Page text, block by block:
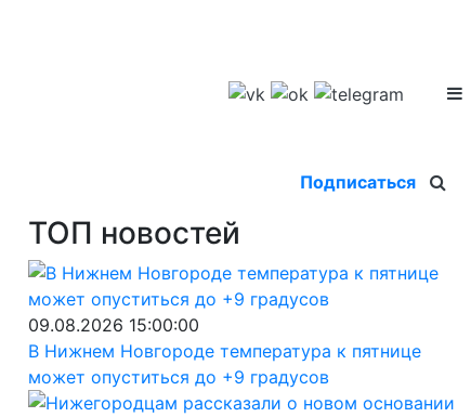
Подписаться
ТОП новостей
09.08.2026 15:00:00
В Нижнем Новгороде температура к пятнице
может опуститься до +9 градусов